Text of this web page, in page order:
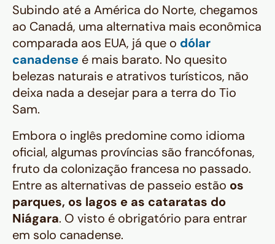
Subindo até a América do Norte, chegamos
ao Canadá, uma alternativa mais econômica
comparada aos EUA, já que o dólar
canadense é mais barato. No quesito
belezas naturais e atrativos turísticos, não
deixa nada a desejar para a terra do Tio
Sam.
Embora o inglês predomine como idioma
oficial, algumas províncias são francófonas,
fruto da colonização francesa no passado.
Entre as alternativas de passeio estão os
parques, os lagos e as cataratas do
Niágara. O visto é obrigatório para entrar
em solo canadense.